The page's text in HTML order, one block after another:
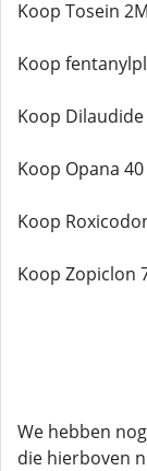
Koop Tosein
Koop
Koop
Koop Opana
Koop
Koop Zopiclon
We hebben
die hierboven